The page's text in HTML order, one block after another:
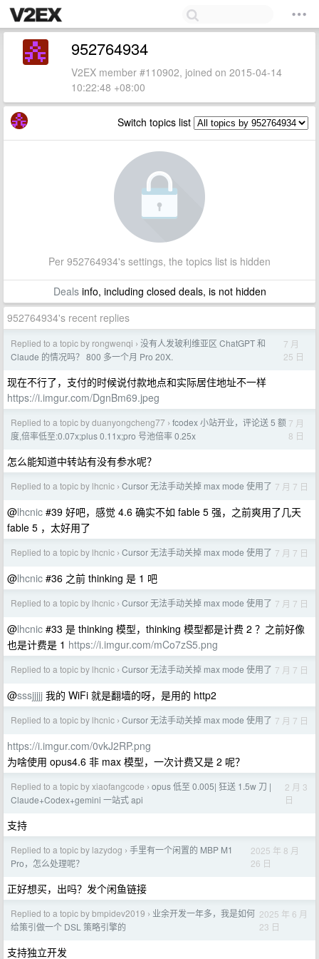
952764934
V2EX member #110902, joined on 2015-04-14
10:22:48 +08:00
Switch topics list
Per 952764934's settings, the topics list is hidden
Dealsinfo, including closed deals, is not hidden
952764934's recent replies
Replied to a topic by rongwenqi › 没有人发玻利维亚区 ChatGPT 和
Claude 的情况吗？ 800 多一个月 Pro 20X.
7 月
25 日
现在不行了，支付的时候说付款地点和实际居住地址不一样
https://i.imgur.com/DgnBm69.jpeg
Replied to a topic by duanyongcheng77 › fcodex 小站开业，评论送 5 额
度,倍率低至:0.07x;plus 0.11x;pro 号池倍率 0.25x
7 月
8 日
怎么能知道中转站有没有参水呢？
Replied to a topic by lhcnic › Cursor 无法手动关掉 max mode 使用了 7 月 7 日
@lhcnic #39 好吧，感觉 4.6 确实不如 fable 5 强，之前爽用了几天
fable 5 ，太好用了
Replied to a topic by lhcnic › Cursor 无法手动关掉 max mode 使用了 7 月 7 日
@lhcnic #36 之前 thinking 是 1 吧
Replied to a topic by lhcnic › Cursor 无法手动关掉 max mode 使用了 7 月 7 日
@lhcnic #33 是 thinking 模型，thinking 模型都是计费 2 ？之前好像
也是计费是 1 https://i.imgur.com/mCo7zS5.png
Replied to a topic by lhcnic › Cursor 无法手动关掉 max mode 使用了 7 月 7 日
@sssjjjjj 我的 WiFi 就是翻墙的呀，是用的 http2
Replied to a topic by lhcnic › Cursor 无法手动关掉 max mode 使用了 7 月 7 日
https://i.imgur.com/0vkJ2RP.png
为啥使用 opus4.6 非 max 模型，一次计费又是 2 呢？
Replied to a topic by xiaofangcode › opus 低至 0.005| 狂送 1.5w 刀 |
Claude+Codex+gemini 一站式 api
2 月 3
日
支持
Replied to a topic by lazydog › 手里有一个闲置的 MBP M1
Pro，怎么处理呢？
2025 年 8 月
26 日
正好想买，出吗？发个闲鱼链接
Replied to a topic by bmpidev2019 › 业余开发一年多，我是如何
给策引做一个 DSL 策略引擎的
2025 年 6 月
23 日
支持独立开发